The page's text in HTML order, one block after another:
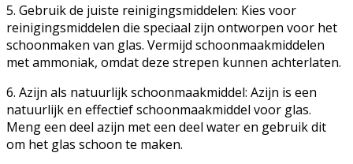
5. Gebruik de juiste reinigingsmiddelen: Kies voor
reinigingsmiddelen die speciaal zijn ontworpen voor het
schoonmaken van glas. Vermijd schoonmaakmiddelen
met ammoniak, omdat deze strepen kunnen achterlaten.
6. Azijn als natuurlijk schoonmaakmiddel: Azijn is een
natuurlijk en effectief schoonmaakmiddel voor glas.
Meng een deel azijn met een deel water en gebruik dit
om het glas schoon te maken.